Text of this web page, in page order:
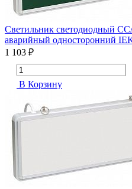
Светильник светодиодный
аварийный односторонний
1 103 ₽
В Корзину